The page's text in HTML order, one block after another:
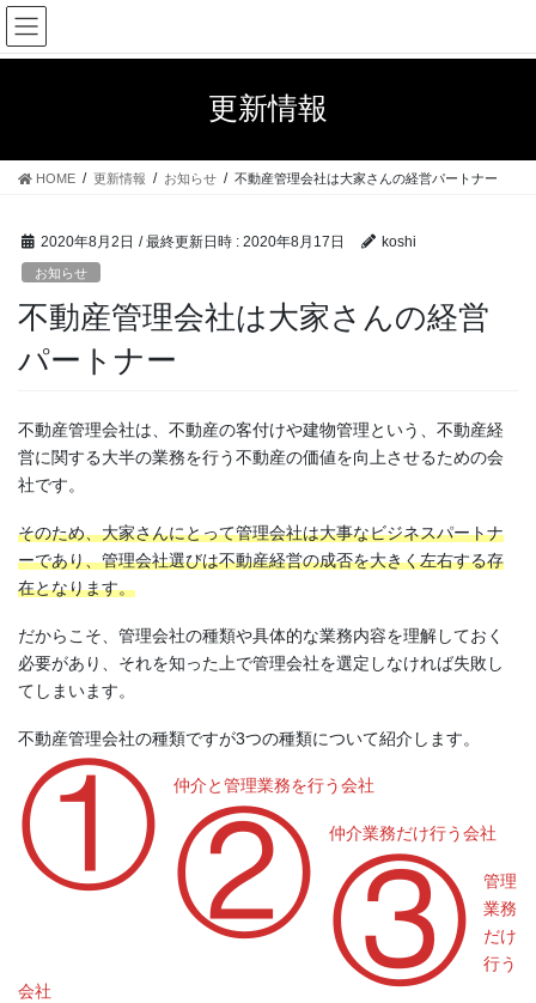
コ
ン
テ
ス
ナ
ビ
ゲ
ン
更新情報
HOME 更新情報 お知らせ 不動産管理会社は大家さんの経営パートナー
2020年8月2日 / 最終更新日時 : 2020年8月17日 koshi
お知らせ
不動産管理会社は大家さんの経営
パートナー
不動産管理会社は、不動産の客付けや建物管理という、不動産経
営に関する大半の業務を行う不動産の価値を向上させるための会
社です。
そのため、大家さんにとって管理会社は大事なビジネスパートナ
ーであり、管理会社選びは不動産経営の成否を大きく左右する存
在となります。
だからこそ、管理会社の種類や具体的な業務内容を理解しておく
必要があり、それを知った上で管理会社を選定しなければ失敗し
てしまいます。
不動産管理会社の種類ですが3つの種類について紹介します。
① 仲介と管理業務を行う会社
② 仲介業務だけ行う会社
③
管理
業務
だけ
行う
会社